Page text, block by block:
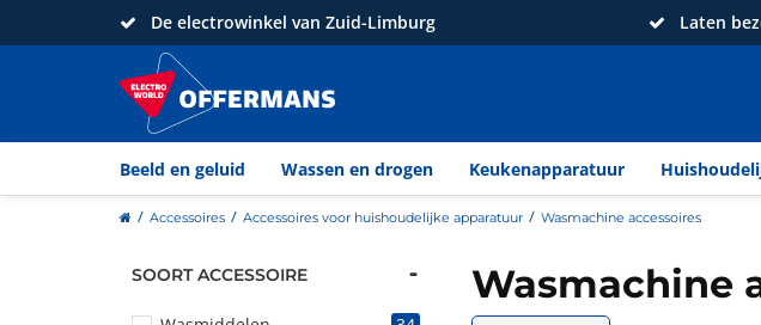
De electrowinkel van Zuid-Limburg Laten
Beeld en geluid Wassen en drogen Keukenapparatuur
homeAccessoires Accessoires voor huishoudelijke apparatuur Wasmachine accessoires
SOORT ACCESSOIRE Wasmachine